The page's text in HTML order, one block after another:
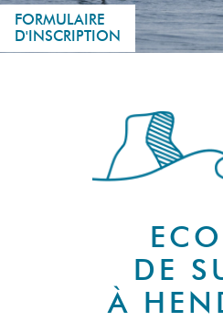
FORMULAIRE
D'INSCRIPTION
DE
À